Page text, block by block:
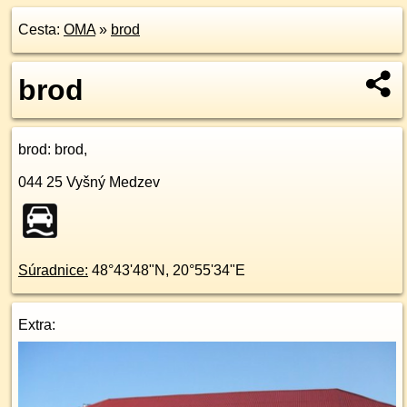
Cesta: OMA» brod
brod
brod: brod,
044 25 Vyšný Medzev
Súradnice: 48°43'48"N , 20°55'34"E
Extra: